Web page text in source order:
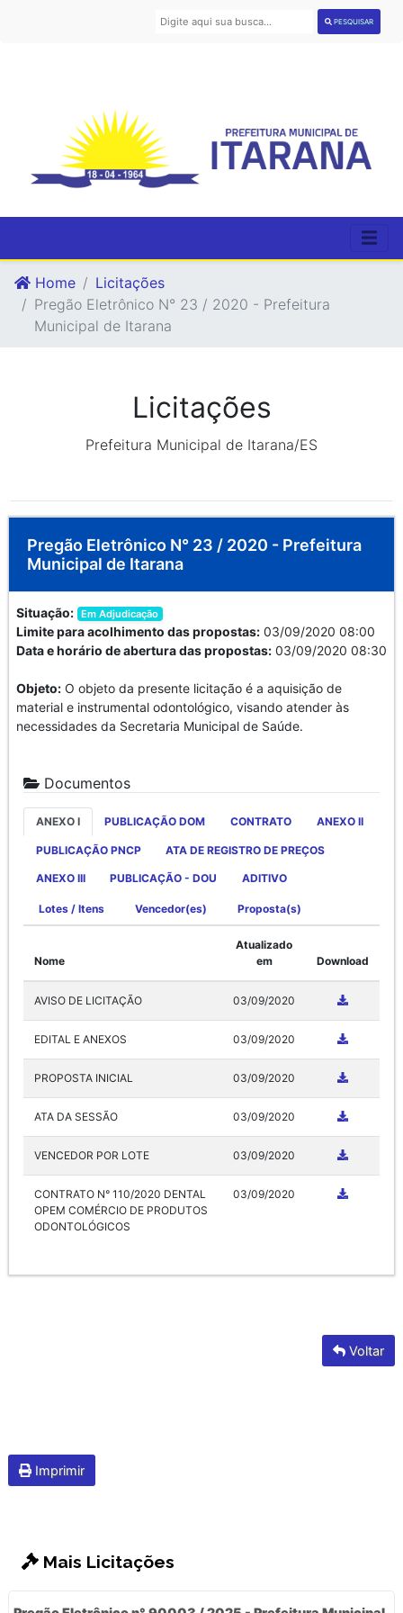
PESQUISAR
Home
Licitações
Pregão Eletrônico N° 23 / 2020 - Prefeitura
Municipal de Itarana
Licitações
Prefeitura Municipal de Itarana/ES
Pregão Eletrônico N° 23 / 2020 - Prefeitura
Municipal de Itarana
Situação: Em Adjudicação
Limite para acolhimento das propostas: 03/09/2020 08:00
Data e horário de abertura das propostas: 03/09/2020 08:30
Objeto: O objeto da presente licitação é a aquisição de
material e instrumental odontológico, visando atender às
necessidades da Secretaria Municipal de Saúde.
Documentos
ANEXO I PUBLICAÇÃO DOM CONTRATO ANEXO II
PUBLICAÇÃO PNCP ATA DE REGISTRO DE PREÇOS
ANEXO III PUBLICAÇÃO - DOU ADITIVO
Lotes / Itens Vencedor(es) Proposta(s)
Nome
Atualizado
em
Download
AVISO DE LICITAÇÃO 03/09/2020
EDITAL E ANEXOS 03/09/2020
PROPOSTA INICIAL 03/09/2020
ATA DA SESSÃO 03/09/2020
VENCEDOR POR LOTE 03/09/2020
CONTRATO N° 110/2020 DENTAL
OPEM COMÉRCIO DE PRODUTOS
ODONTOLÓGICOS
03/09/2020
Voltar
Imprimir
Mais Licitações